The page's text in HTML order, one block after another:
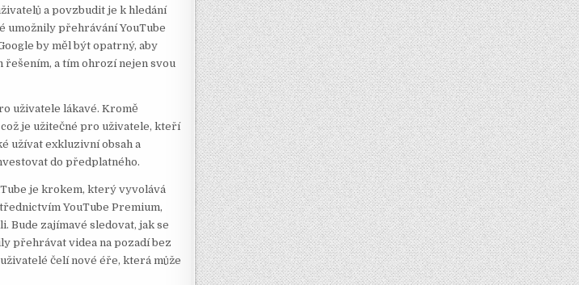
a povzbudit je k hledání
umožnily přehrávání YouTube
by měl být opatrný, aby
řešením, a tím ohrozí nejen svou
uživatele lákavé. Kromě
je užitečné pro uživatele, kteří
užívat exkluzivní obsah a
do předplatného.
je krokem, který vyvolává
YouTube Premium,
Bude zajímavé sledovat, jak se
přehrávat videa na pozadí bez
čelí nové éře, která může